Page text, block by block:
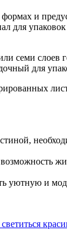
и
для
семи
для
уютную и